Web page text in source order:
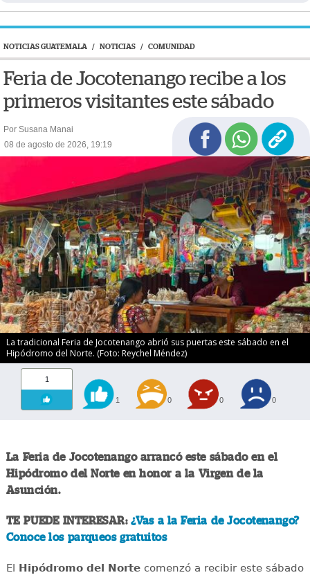
NOTICIAS GUATEMALA / NOTICIAS / COMUNIDAD
Feria de Jocotenango recibe a los
primeros visitantes este sábado
Por Susana Manai
08 de agosto de 2026, 19:19
La tradicional Feria de Jocotenango abrió sus puertas este sábado en el
Hipódromo del Norte. (Foto: Reychel Méndez)
1
1 0 0 0
La Feria de Jocotenango arrancó este sábado en el
Hipódromo del Norte en honor a la Virgen de la
Asunción.
TE PUEDE INTERESAR:¿Vas a la Feria de Jocotenango?
Conoce los parqueos gratuitos
El Hipódromo del Nortecomenzó a recibir este sábado